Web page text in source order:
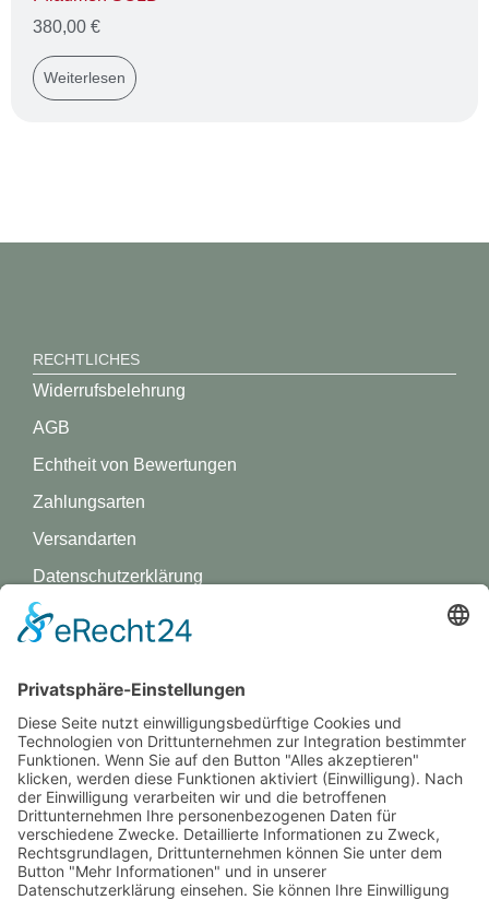
380,00 €
Weiterlesen
RECHTLICHES
Widerrufsbelehrung
AGB
Echtheit von Bewertungen
Zahlungsarten
Versandarten
Datenschutz­erklärung
Impressum
GREVY ANGEBOT
Was ist Grevy?
BENUTZERANMELDUNG